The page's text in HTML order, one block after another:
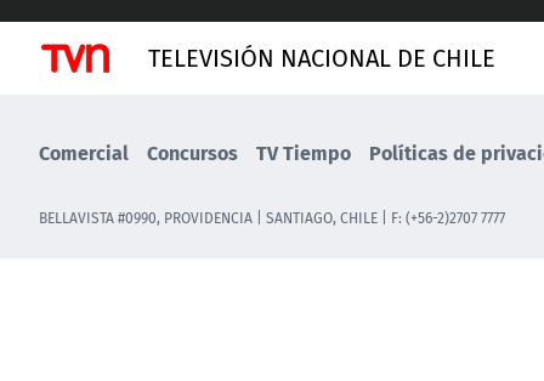
TELEVISIÓN NACIONAL DE CHILE
Comercial Concursos TV Tiempo Políticas de
BELLAVISTA #0990, PROVIDENCIA | SANTIAGO, CHILE | F: (+56-2)2707 7777